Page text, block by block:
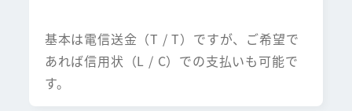
基本は電信送金（T / T）ですが、ご希望で
あれば信用状（L / C）での支払いも可能で
す。